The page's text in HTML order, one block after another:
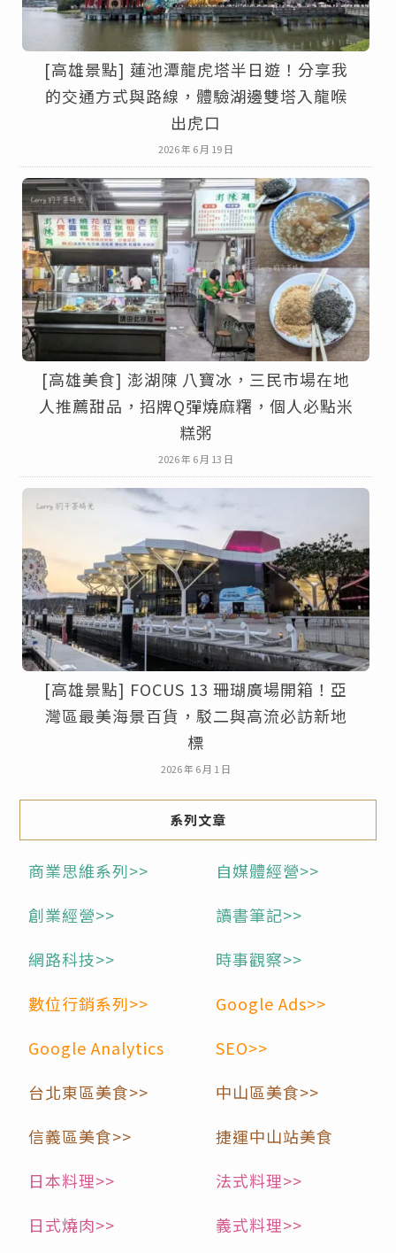
[高雄景點] 蓮池潭龍虎塔半日遊！分享我
的交通方式與路線，體驗湖邊雙塔入龍喉
出虎口
2026 年 6 月 19 日
[高雄美食] 澎湖陳 八寶冰，三民市場在地
人推薦甜品，招牌Q彈燒麻糬，個人必點米
糕粥
2026 年 6 月 13 日
[高雄景點] FOCUS 13 珊瑚廣場開箱！亞
灣區最美海景百貨，駁二與高流必訪新地
標
2026 年 6 月 1 日
系列文章
商業思維系列>>
自媒體經營>>
創業經營>>
讀書筆記>>
網路科技>>
時事觀察>>
數位行銷系列>>
Google Ads>>
Google Analytics
SEO>>
台北東區美食>>
中山區美食>>
信義區美食>>
捷運中山站美食
日本料理>>
法式料理>>
日式燒肉>>
義式料理>>